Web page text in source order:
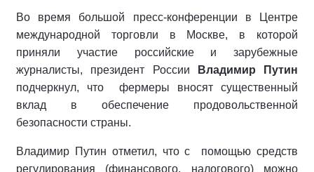
Во время большой пресс-конференции в Центре
международной торговли в Москве, в которой
приняли участие российские и зарубежные
журналисты, президент России
Владимир Путин
подчеркнул, что фермеры вносят существенный
вклад в обеспечение продовольственной
безопасности страны.
Владимир Путин отметил, что с помощью средств
регулирования (финансового, налогового) можно